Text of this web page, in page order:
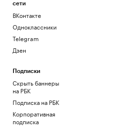
сети
ВКонтакте
Одноклассники
Telegram
Дзен
Подписки
Скрыть баннеры
на РБК
Подписка на РБК
Корпоративная
подписка